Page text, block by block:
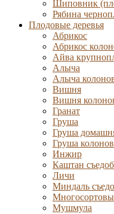
Шиповник
Рябина
Плодовые деревья
Абрикос
Абрикос
Айва
Алыча
Алыча
Вишня
Вишня
Гранат
Груша
Груша
Груша
Инжир
Каштан
Личи
Миндаль
Мушмула